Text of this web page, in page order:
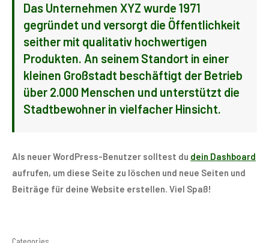
Das Unternehmen XYZ wurde 1971
gegründet und versorgt die Öffentlichkeit
seither mit qualitativ hochwertigen
Produkten. An seinem Standort in einer
kleinen Großstadt beschäftigt der Betrieb
über 2.000 Menschen und unterstützt die
Stadtbewohner in vielfacher Hinsicht.
Als neuer WordPress-Benutzer solltest du dein Dashboard
aufrufen, um diese Seite zu löschen und neue Seiten und
Beiträge für deine Website erstellen. Viel Spaß!
Categories